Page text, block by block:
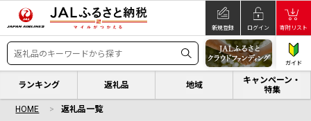
新規登録 ログイン 寄附リスト
ガイド
ランキング 返礼品 地域
キャンペーン・
特集
HOME 返礼品一覧